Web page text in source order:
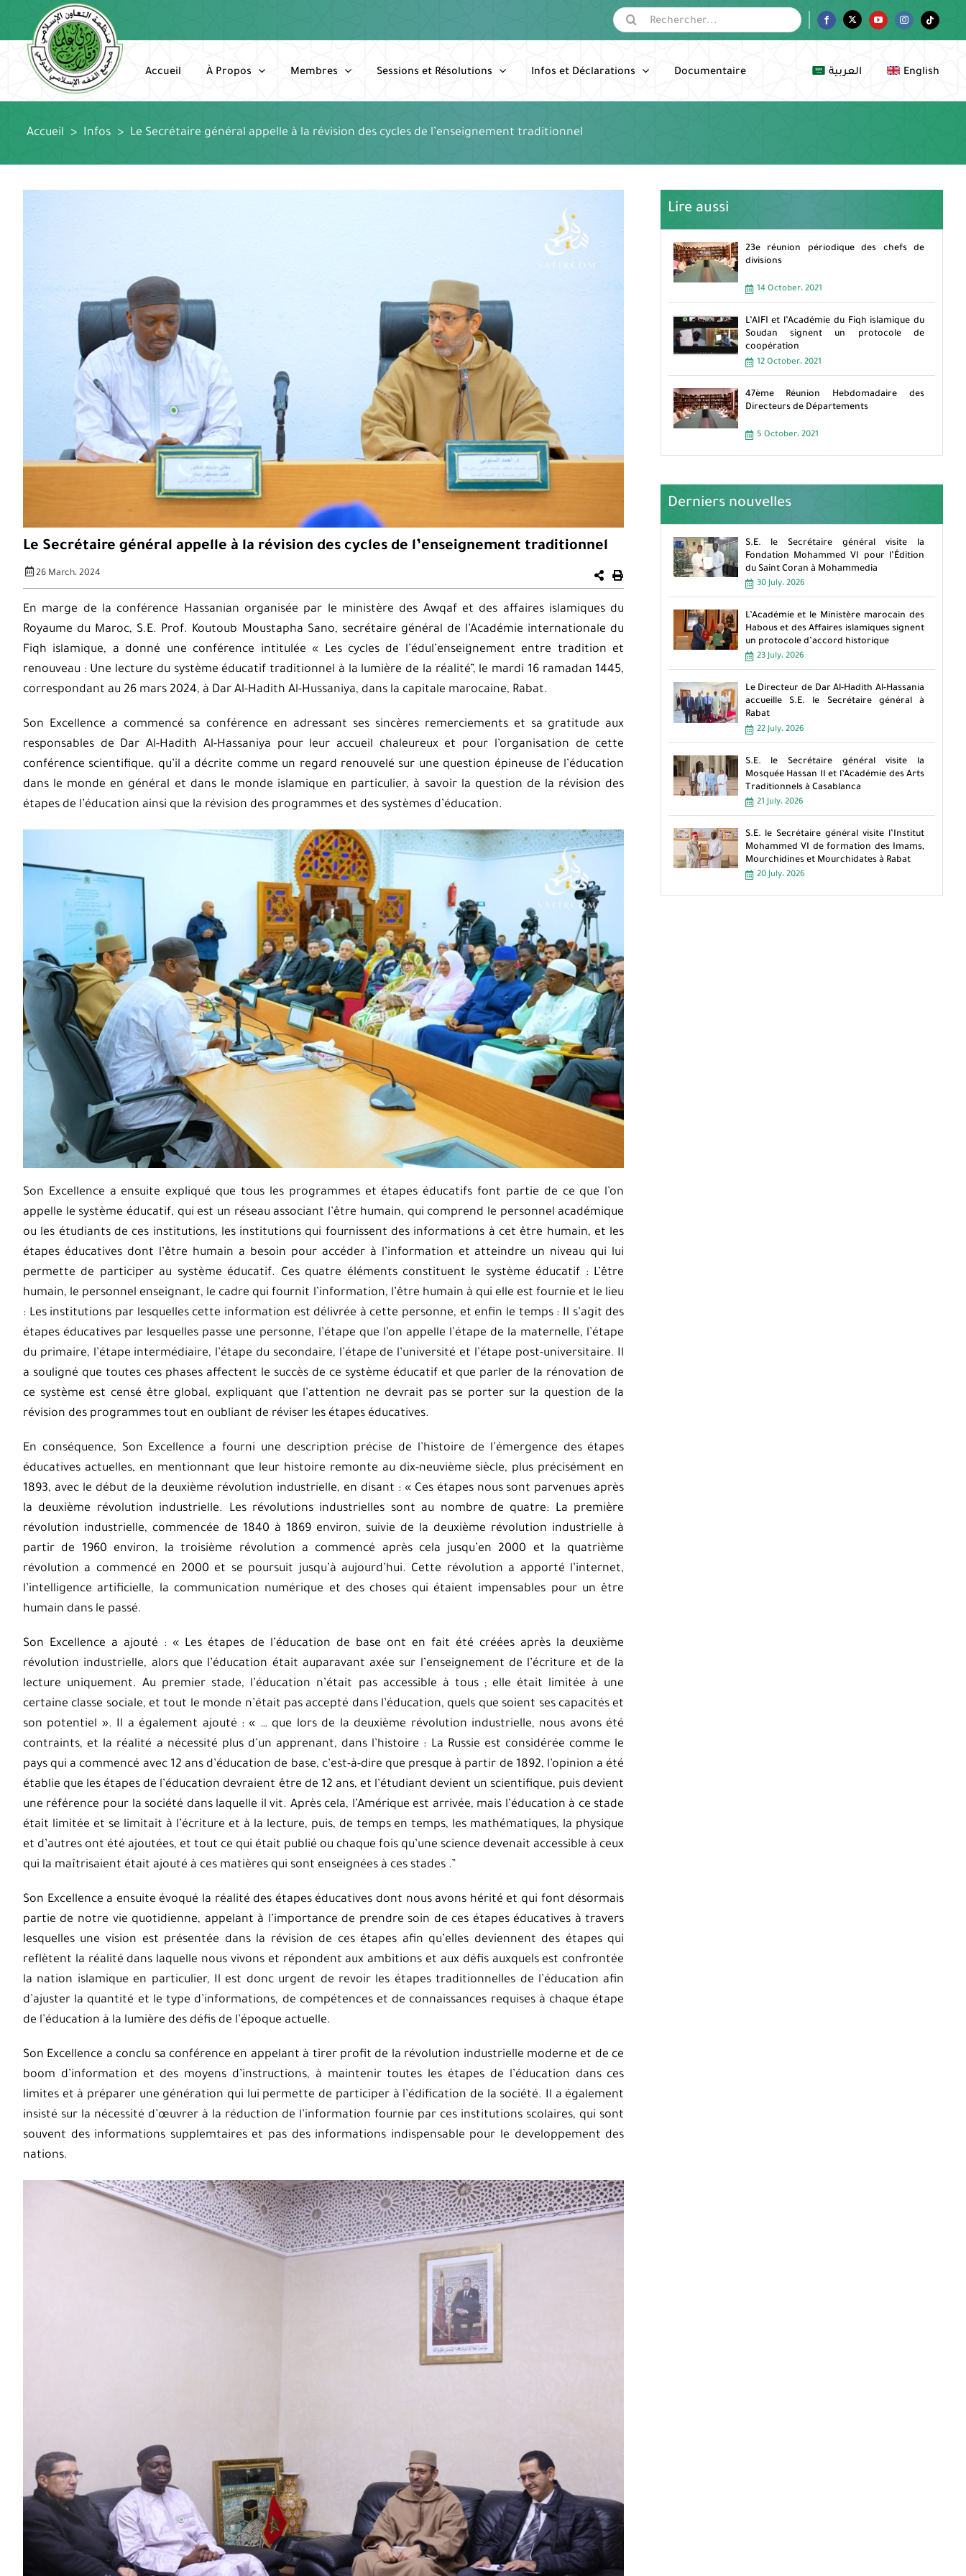
contenu
Rechercher:
FacebookTwitter YouTubeInstagramTiktok
Accueil À Propos Membres Sessions et Résolutions Infos et Déclarations Documentaire العربية English
Accueil > Infos > Le Secrétaire général appelle à la révision des cycles de l’enseignement traditionnel
Le Secrétaire général appelle à la révision des cycles de l’enseignement traditionnel
26 March، 2024
En marge de la conférence Hassanian organisée par le ministère des Awqaf et des affaires islamiques du
Royaume du Maroc, S.E. Prof. Koutoub Moustapha Sano, secrétaire général de l’Académie internationale du
Fiqh islamique, a donné une conférence intitulée « Les cycles de l’édul’enseignement entre tradition et
renouveau : Une lecture du système éducatif traditionnel à la lumière de la réalité”, le mardi 16 ramadan 1445,
correspondant au 26 mars 2024, à Dar Al-Hadith Al-Hussaniya, dans la capitale marocaine, Rabat.
Son Excellence a commencé sa conférence en adressant ses sincères remerciements et sa gratitude aux
responsables de Dar Al-Hadith Al-Hassaniya pour leur accueil chaleureux et pour l’organisation de cette
conférence scientifique, qu’il a décrite comme un regard renouvelé sur une question épineuse de l’éducation
dans le monde en général et dans le monde islamique en particulier, à savoir la question de la révision des
étapes de l’éducation ainsi que la révision des programmes et des systèmes d’éducation.
Son Excellence a ensuite expliqué que tous les programmes et étapes éducatifs font partie de ce que l’on
appelle le système éducatif, qui est un réseau associant l’être humain, qui comprend le personnel académique
ou les étudiants de ces institutions, les institutions qui fournissent des informations à cet être humain, et les
étapes éducatives dont l’être humain a besoin pour accéder à l’information et atteindre un niveau qui lui
permette de participer au système éducatif. Ces quatre éléments constituent le système éducatif : L’être
humain, le personnel enseignant, le cadre qui fournit l’information, l’être humain à qui elle est fournie et le lieu
: Les institutions par lesquelles cette information est délivrée à cette personne, et enfin le temps : Il s’agit des
étapes éducatives par lesquelles passe une personne, l’étape que l’on appelle l’étape de la maternelle, l’étape
du primaire, l’étape intermédiaire, l’étape du secondaire, l’étape de l’université et l’étape post-universitaire. Il
a souligné que toutes ces phases affectent le succès de ce système éducatif et que parler de la rénovation de
ce système est censé être global, expliquant que l’attention ne devrait pas se porter sur la question de la
révision des programmes tout en oubliant de réviser les étapes éducatives.
En conséquence, Son Excellence a fourni une description précise de l’histoire de l’émergence des étapes
éducatives actuelles, en mentionnant que leur histoire remonte au dix-neuvième siècle, plus précisément en
1893, avec le début de la deuxième révolution industrielle, en disant : « Ces étapes nous sont parvenues après
la deuxième révolution industrielle. Les révolutions industrielles sont au nombre de quatre: La première
révolution industrielle, commencée de 1840 à 1869 environ, suivie de la deuxième révolution industrielle à
partir de 1960 environ, la troisième révolution a commencé après cela jusqu’en 2000 et la quatrième
révolution a commencé en 2000 et se poursuit jusqu’à aujourd’hui. Cette révolution a apporté l’internet,
l’intelligence artificielle, la communication numérique et des choses qui étaient impensables pour un être
humain dans le passé.
Son Excellence a ajouté : « Les étapes de l’éducation de base ont en fait été créées après la deuxième
révolution industrielle, alors que l’éducation était auparavant axée sur l’enseignement de l’écriture et de la
lecture uniquement. Au premier stade, l’éducation n’était pas accessible à tous ; elle était limitée à une
certaine classe sociale, et tout le monde n’était pas accepté dans l’éducation, quels que soient ses capacités et
son potentiel ». Il a également ajouté : « … que lors de la deuxième révolution industrielle, nous avons été
contraints, et la réalité a nécessité plus d’un apprenant, dans l’histoire : La Russie est considérée comme le
pays qui a commencé avec 12 ans d’éducation de base, c’est-à-dire que presque à partir de 1892, l’opinion a été
établie que les étapes de l’éducation devraient être de 12 ans, et l’étudiant devient un scientifique, puis devient
une référence pour la société dans laquelle il vit. Après cela, l’Amérique est arrivée, mais l’éducation à ce stade
était limitée et se limitait à l’écriture et à la lecture, puis, de temps en temps, les mathématiques, la physique
et d’autres ont été ajoutées, et tout ce qui était publié ou chaque fois qu’une science devenait accessible à ceux
qui la maîtrisaient était ajouté à ces matières qui sont enseignées à ces stades .”
Son Excellence a ensuite évoqué la réalité des étapes éducatives dont nous avons hérité et qui font désormais
partie de notre vie quotidienne, appelant à l’importance de prendre soin de ces étapes éducatives à travers
lesquelles une vision est présentée dans la révision de ces étapes afin qu’elles deviennent des étapes qui
reflètent la réalité dans laquelle nous vivons et répondent aux ambitions et aux défis auxquels est confrontée
la nation islamique en particulier, Il est donc urgent de revoir les étapes traditionnelles de l’éducation afin
d’ajuster la quantité et le type d’informations, de compétences et de connaissances requises à chaque étape
de l’éducation à la lumière des défis de l’époque actuelle.
Son Excellence a conclu sa conférence en appelant à tirer profit de la révolution industrielle moderne et de ce
boom d’information et des moyens d’instructions, à maintenir toutes les étapes de l’éducation dans ces
limites et à préparer une génération qui lui permette de participer à l’édification de la société. Il a également
insisté sur la nécessité d’œuvrer à la réduction de l’information fournie par ces institutions scolaires, qui sont
souvent des informations supplemtaires et pas des informations indispensable pour le developpement des
nations.
Lire aussi
23e réunion périodique des chefs de
divisions
14 October، 2021
L’AIFI et l’Académie du Fiqh islamique du
Soudan signent un protocole de
coopération
12 October، 2021
47ème Réunion Hebdomadaire des
Directeurs de Départements
5 October، 2021
Derniers nouvelles
S.E. le Secrétaire général visite la
Fondation Mohammed VI pour l’Édition
du Saint Coran à Mohammedia
30 July، 2026
L’Académie et le Ministère marocain des
Habous et des Affaires islamiques signent
un protocole d’accord historique
23 July، 2026
Le Directeur de Dar Al-Hadith Al-Hassania
accueille S.E. le Secrétaire général à
Rabat
22 July، 2026
S.E. le Secrétaire général visite la
Mosquée Hassan II et l’Académie des Arts
Traditionnels à Casablanca
21 July، 2026
S.E. le Secrétaire général visite l’Institut
Mohammed VI de formation des Imams,
Mourchidines et Mourchidates à Rabat
20 July، 2026